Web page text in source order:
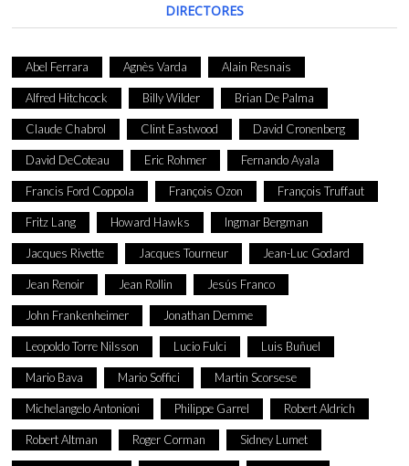
DIRECTORES
Abel Ferrara Agnès Varda Alain Resnais
Alfred Hitchcock Billy Wilder Brian De Palma
Claude Chabrol Clint Eastwood David Cronenberg
David DeCoteau Eric Rohmer Fernando Ayala
Francis Ford Coppola François Ozon François Truffaut
Fritz Lang Howard Hawks Ingmar Bergman
Jacques Rivette Jacques Tourneur Jean-Luc Godard
Jean Renoir Jean Rollin Jesús Franco
John Frankenheimer Jonathan Demme
Leopoldo Torre Nilsson Lucio Fulci Luis Buñuel
Mario Bava Mario Soffici Martin Scorsese
Michelangelo Antonioni Philippe Garrel Robert Aldrich
Robert Altman Roger Corman Sidney Lumet